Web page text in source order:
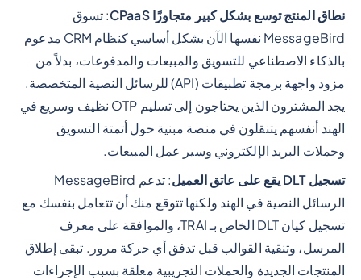
نطاق المنتج توسع بشكل كبير متجاوزًا CPaaS
: تسوق
MessageBird نفسها الآن بشكل أساسي كنظام CRM مدعوم
بالذكاء الاصطناعي للتسويق والمبيعات والمدفوعات، بدلاً من
مزود واجهة برمجة تطبيقات (API) للرسائل النصية المتخصصة.
يجد المشترون الذين يحتاجون إلى تسليم OTP نظيف وسريع في
الهند أنفسهم يتنقلون في منصة مبنية حول أتمتة التسويق
وحملات البريد الإلكتروني وسير عمل المبيعات.
تسجيل DLT يقع على عاتق العميل
: تدعم MessageBird
الرسائل النصية في الهند ولكنها تتوقع منك أن تتعامل بنفسك مع
تسجيل كيان DLT الخاص بـ TRAI، والموافقة على معرف
المرسل، وتنقية القوالب قبل تدفق أي حركة مرور. تبقى إطلاق
المنتجات الجديدة والحملات التجريبية معلقة بسبب الإجراءات